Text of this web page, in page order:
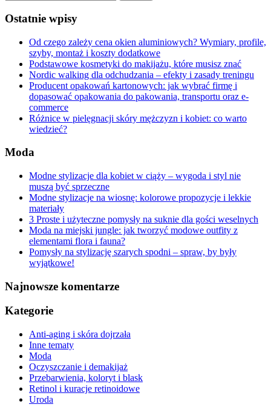
Ostatnie wpisy
Od czego zależy cena okien aluminiowych? Wymiary, profile,
szyby, montaż i koszty dodatkowe
Podstawowe kosmetyki do makijażu, które musisz znać
Nordic walking dla odchudzania – efekty i zasady treningu
Producent opakowań kartonowych: jak wybrać firmę i
dopasować opakowania do pakowania, transportu oraz e-
commerce
Różnice w pielęgnacji skóry mężczyzn i kobiet: co warto
wiedzieć?
Moda
Modne stylizacje dla kobiet w ciąży – wygoda i styl nie
muszą być sprzeczne
Modne stylizacje na wiosnę: kolorowe propozycje i lekkie
materiały
3 Proste i użyteczne pomysły na suknie dla gości weselnych
Moda na miejski jungle: jak tworzyć modowe outfity z
elementami flora i fauna?
Pomysły na stylizację szarych spodni – spraw, by były
wyjątkowe!
Najnowsze komentarze
Kategorie
Anti-aging i skóra dojrzała
Inne tematy
Moda
Oczyszczanie i demakijaż
Przebarwienia, koloryt i blask
Retinol i kuracje retinoidowe
Uroda